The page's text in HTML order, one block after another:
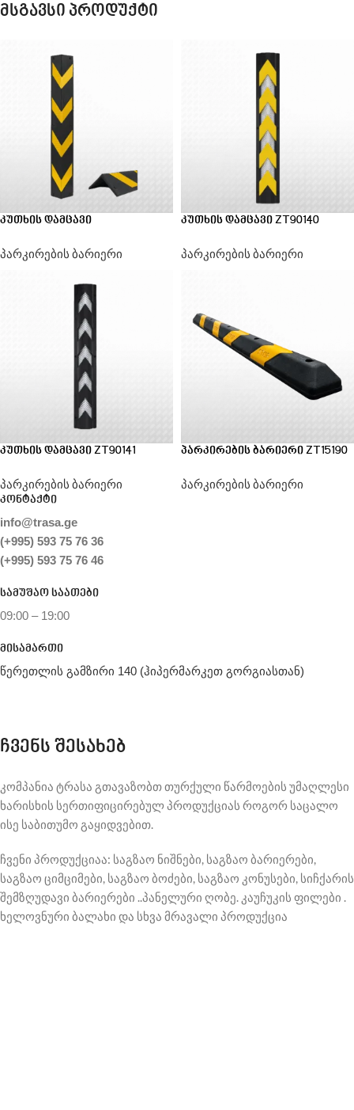
მსგავსი პროდუქტი
კუთხის დამცავი
პარკირების ბარიერი
კუთხის დამცავი ZT90140
პარკირების ბარიერი
კუთხის დამცავი ZT90141
პარკირების ბარიერი
პარკირების ბარიერი ZT15190
პარკირების ბარიერი
კონტაქტი
info@trasa.ge
(+995) 593 75 76 36
(+995) 593 75 76 46
სამუშაო საათები
09:00 – 19:00
მისამართი
წერეთლის გამზირი 140 (ჰიპერმარკეთ გორგიასთან)
ჩვენს შესახებ
კომპანია ტრასა გთავაზობთ თურქული წარმოების უმაღლესი
ხარისხის სერთიფიცირებულ პროდუქციას როგორ საცალო
ისე საბითუმო გაყიდვებით.
ჩვენი პროდუქციაა: საგზაო ნიშნები, საგზაო ბარიერები,
საგზაო ციმციმები, საგზაო ბოძები, საგზაო კონუსები, სიჩქარის
შემზღუდავი ბარიერები ..პანელური ღობე. კაუჩუკის ფილები .
ხელოვნური ბალახი და სხვა მრავალი პროდუქცია